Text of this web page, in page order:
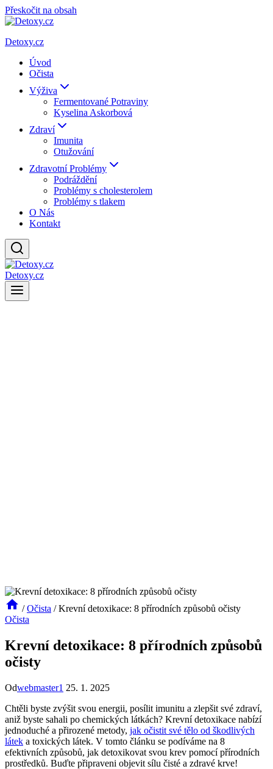
Přeskočit na obsah
Detoxy.cz
Úvod
Očista
Výživa
Fermentované Potraviny
Kyselina Askorbová
Zdraví
Imunita
Otužování
Zdravotní Problémy
Podráždění
Problémy s cholesterolem
Problémy s tlakem
O Nás
Kontakt
Detoxy.cz
/ Očista / Krevní detoxikace: 8 přírodních způsobů očisty
Očista
Krevní detoxikace: 8 přírodních způsobů
očisty
Odwebmaster1 25. 1. 2025
Chtěli byste zvýšit svou energii, posílit imunitu a zlepšit své zdraví,
aniž byste sahali po chemických látkách? Krevní detoxikace nabízí
jednoduché a přirozené metody, jak očistit své tělo od škodlivých
látek a toxických látek. V tomto článku se podíváme na 8
efektivních způsobů, jak detoxikovat svou krev pomocí přírodních
prostředků. Buďte připraveni objevit sílu čisté a zdravé krve!